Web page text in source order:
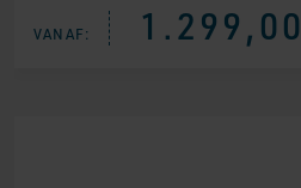
VANAF: 1.299,00